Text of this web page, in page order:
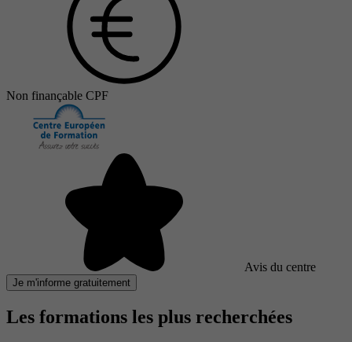
Non finançable CPF
Avis du centre
Je m'informe gratuitement
Les formations les plus recherchées